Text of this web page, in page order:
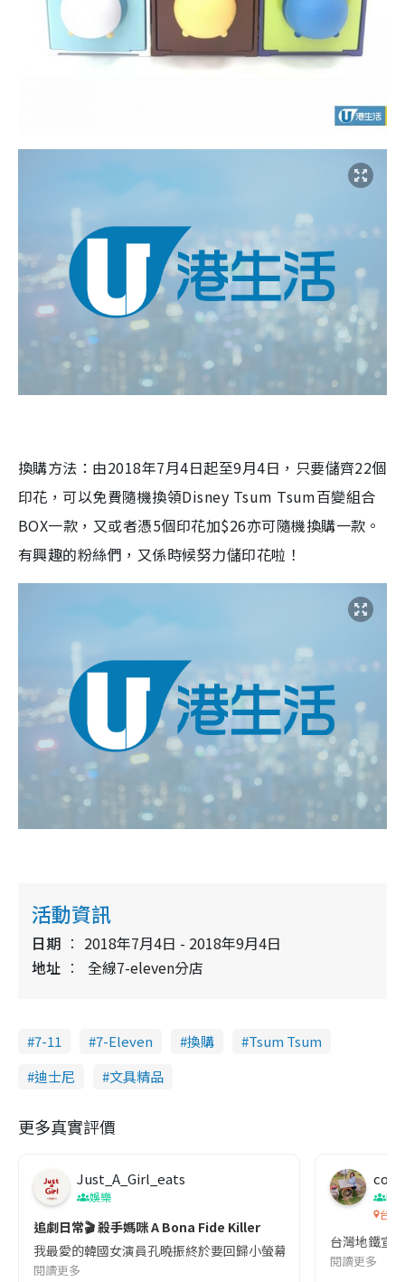
換購方法：由2018年7月4日起至9月4日，只要儲齊22個
印花，可以免費隨機換領Disney Tsum Tsum百變組合
BOX一款，又或者憑5個印花加$26亦可隨機換購一款。
有興趣的粉絲們，又係時候努力儲印花啦！
活動資訊
日期
2018年7月4日 - 2018年9月4日
地址
全線7-eleven分店
7-11 7-Eleven 換購
Tsum Tsum
迪士尼
文具精品
更多真實評價
Just_A_Girl_eats
娛樂
追劇日常🎬 殺手媽咪 A Bona Fide Killer
我最愛的韓國女演員孔曉振終於要回歸小螢幕啦!這次的劇本改編
閱讀更多
co
吹
台灣
台灣地鐵宣
閱讀更多